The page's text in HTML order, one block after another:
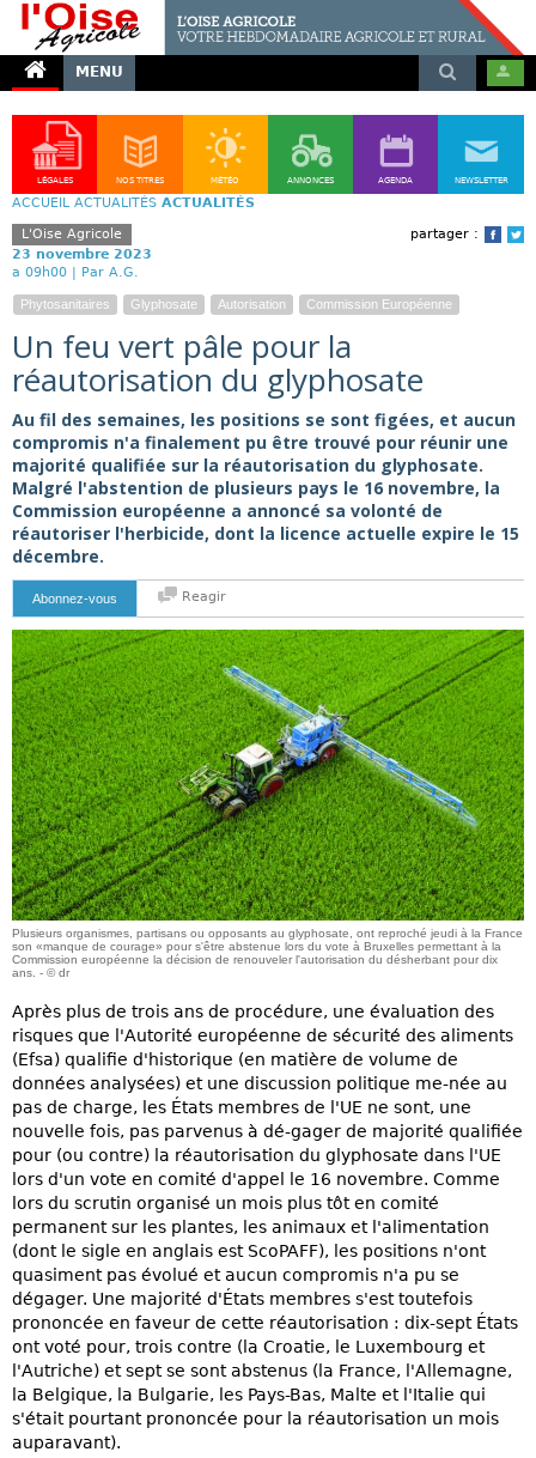
MENU
LÉGALES NOS TITRES MÉTÉO ANNONCES AGENDA NEWSLETTER
ACCUEIL ACTUALITÉS ACTUALITÉS
partager :
L'Oise Agricole
23 novembre 2023
a 09h00 | Par A.G.
Phytosanitaires Glyphosate Autorisation Commission Européenne
Un feu vert pâle pour la
réautorisation du glyphosate
Au fil des semaines, les positions se sont figées, et aucun
compromis n'a finalement pu être trouvé pour réunir une
majorité qualifiée sur la réautorisation du glyphosate.
Malgré l'abstention de plusieurs pays le 16 novembre, la
Commission européenne a annoncé sa volonté de
réautoriser l'herbicide, dont la licence actuelle expire le 15
décembre.
Abonnez-vous Reagir
Plusieurs organismes, partisans ou opposants au glyphosate, ont reproché jeudi à la France
son «manque de courage» pour s'être abstenue lors du vote à Bruxelles permettant à la
Commission européenne la décision de renouveler l'autorisation du désherbant pour dix
ans. - © dr
Après plus de trois ans de procédure, une évaluation des
risques que l'Autorité européenne de sécurité des aliments
(Efsa) qualifie d'historique (en matière de volume de
données analysées) et une discussion politique me-née au
pas de charge, les États membres de l'UE ne sont, une
nouvelle fois, pas parvenus à dé-gager de majorité qualifiée
pour (ou contre) la réautorisation du glyphosate dans l'UE
lors d'un vote en comité d'appel le 16 novembre. Comme
lors du scrutin organisé un mois plus tôt en comité
permanent sur les plantes, les animaux et l'alimentation
(dont le sigle en anglais est ScoPAFF), les positions n'ont
quasiment pas évolué et aucun compromis n'a pu se
dégager. Une majorité d'États membres s'est toutefois
prononcée en faveur de cette réautorisation : dix-sept États
ont voté pour, trois contre (la Croatie, le Luxembourg et
l'Autriche) et sept se sont abstenus (la France, l'Allemagne,
la Belgique, la Bulgarie, les Pays-Bas, Malte et l'Italie qui
s'était pourtant prononcée pour la réautorisation un mois
auparavant).